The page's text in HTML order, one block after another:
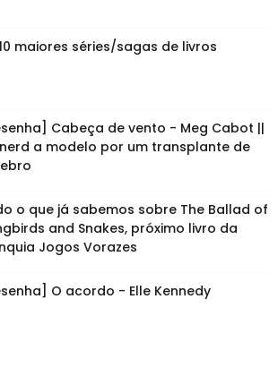
maiores séries/sagas de livros
Cabeça de vento - Meg Cabot ||
a modelo por um transplante de
o que já sabemos sobre The Ballad of
and Snakes, próximo livro da
Jogos Vorazes
O acordo - Elle Kennedy